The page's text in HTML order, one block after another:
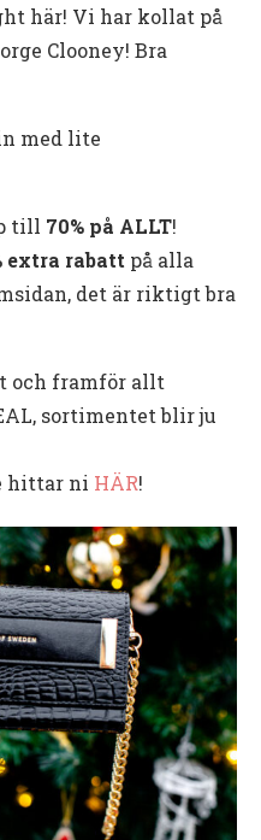
här! Vi har kollat på
Clooney! Bra
med lite
till 70% på ALLT!
extra rabatt på alla
det är riktigt bra
och framför allt
sortimentet blir ju
hittar ni HÄR!